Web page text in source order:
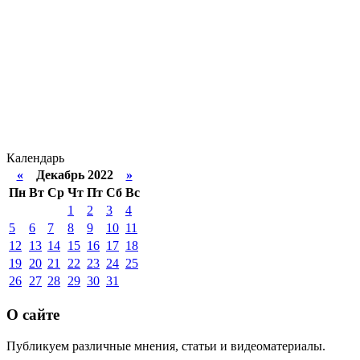
Календарь
«Декабрь 2022 »
Пн Вт Ср Чт Пт Сб Вс
1
2 3
4
5
6 7 8 9 10 11
12
13 14 15 16 17 18
19 20 21 22 23 24 25
26 27 28 29 30 31
О сайте
Публикуем различные мнения, статьи и видеоматериалы.